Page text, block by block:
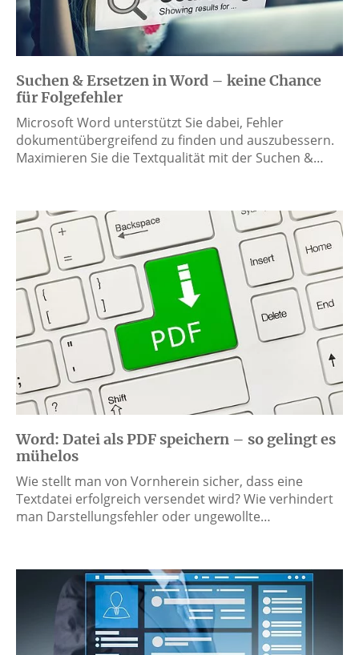
Suchen & Ersetzen in Word – keine Chance
für Folgefehler
Microsoft Word unterstützt Sie dabei, Fehler
dokumentübergreifend zu finden und auszubessern.
Maximieren Sie die Textqualität mit der Suchen &…
Word: Datei als PDF speichern – so gelingt es
mühelos
Wie stellt man von Vornherein sicher, dass eine
Textdatei erfolgreich versendet wird? Wie verhindert
man Darstellungsfehler oder ungewollte…